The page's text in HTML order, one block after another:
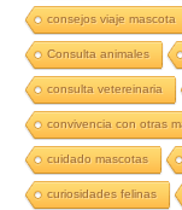
consejos viaje mascota
Consulta animales
consulta vetereinaria
convivencia con otras
cuidado mascotas
curiosidades felinas